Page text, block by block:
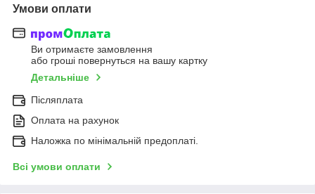
Умови оплати
Ви отримаєте замовлення
або гроші повернуться на вашу картку
Детальніше
Післяплата
Оплата на рахунок
Наложка по мінімальній предоплаті.
Всі умови оплати